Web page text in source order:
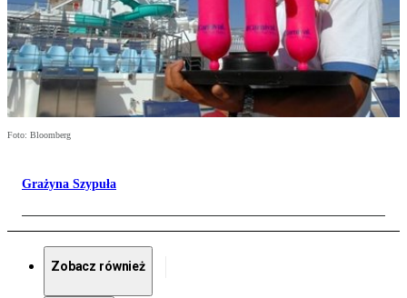
Foto: Bloomberg
Grażyna Szypuła
Zobacz również